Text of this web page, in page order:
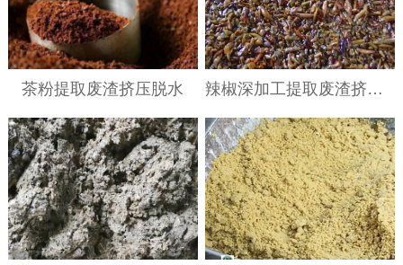
茶粉提取废渣挤压脱水 辣椒深加工提取废渣挤压脱水机